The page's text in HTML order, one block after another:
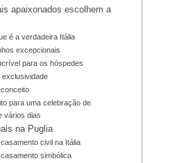
apaixonados escolhem a
é a verdadeira Itália
excepcionais
para os hóspedes
exclusividade
para uma celebração de
vários dias
na Puglia
civil na Itália
simbólica